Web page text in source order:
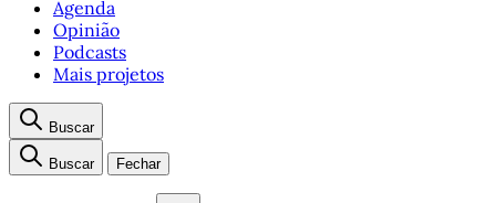
Agenda
Opinião
Podcasts
Mais projetos
Buscar
Buscar Fechar